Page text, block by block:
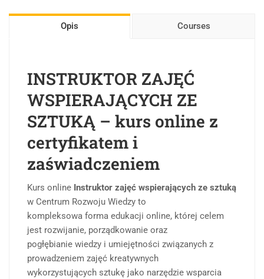
Opis Courses
INSTRUKTOR ZAJĘĆ
WSPIERAJĄCYCH ZE
SZTUKĄ – kurs online z
certyfikatem i
zaświadczeniem
Kurs online Instruktor zajęć wspierających ze sztuką
w Centrum Rozwoju Wiedzy to
kompleksowa forma edukacji online, której celem
jest rozwijanie, porządkowanie oraz
pogłębianie wiedzy i umiejętności związanych z
prowadzeniem zajęć kreatywnych
wykorzystujących sztukę jako narzędzie wsparcia